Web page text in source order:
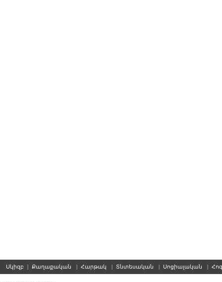
Սկիզբ | Քաղաքական | Հարթակ | Տնտեսական | Սոցիալական |